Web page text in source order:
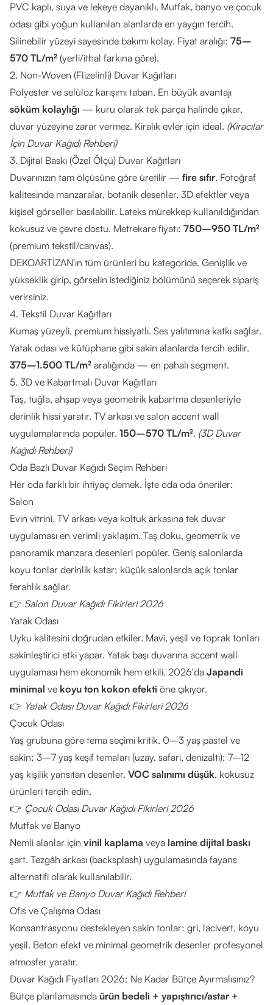
PVC kaplı, suya ve lekeye dayanıklı. Mutfak, banyo ve çocuk
odası gibi yoğun kullanılan alanlarda en yaygın tercih.
Silinebilir yüzeyi sayesinde bakımı kolay. Fiyat aralığı: 75–
570 TL/m² (yerli/ithal farkına göre).
2. Non-Woven (Flizelinli) Duvar Kağıtları
Polyester ve selüloz karışımı taban. En büyük avantajı
söküm kolaylığı — kuru olarak tek parça halinde çıkar,
duvar yüzeyine zarar vermez. Kiralık evler için ideal. (Kiracılar
İçin Duvar Kağıdı Rehberi)
3. Dijital Baskı (Özel Ölçü) Duvar Kağıtları
Duvarınızın tam ölçüsüne göre üretilir — fire sıfır. Fotoğraf
kalitesinde manzaralar, botanik desenler, 3D efektler veya
kişisel görseller basılabilir. Lateks mürekkep kullanıldığından
kokusuz ve çevre dostu. Metrekare fiyatı: 750–950 TL/m²
(premium tekstil/canvas).
DEKOARTİZAN'ın tüm ürünleri bu kategoride. Genişlik ve
yükseklik girip, görselin istediğiniz bölümünü seçerek sipariş
verirsiniz.
4. Tekstil Duvar Kağıtları
Kumaş yüzeyli, premium hissiyatlı. Ses yalıtımına katkı sağlar.
Yatak odası ve kütüphane gibi sakin alanlarda tercih edilir.
375–1.500 TL/m² aralığında — en pahalı segment.
5. 3D ve Kabartmalı Duvar Kağıtları
Taş, tuğla, ahşap veya geometrik kabartma desenleriyle
derinlik hissi yaratır. TV arkası ve salon accent wall
uygulamalarında popüler. 150–570 TL/m². (3D Duvar
Kağıdı Rehberi)
Oda Bazlı Duvar Kağıdı Seçim Rehberi
Her oda farklı bir ihtiyaç demek. İşte oda oda öneriler:
Salon
Evin vitrini. TV arkası veya koltuk arkasına tek duvar
uygulaması en verimli yaklaşım. Taş doku, geometrik ve
panoramik manzara desenleri popüler. Geniş salonlarda
koyu tonlar derinlik katar; küçük salonlarda açık tonlar
ferahlık sağlar.
👉 Salon Duvar Kağıdı Fikirleri 2026
Yatak Odası
Uyku kalitesini doğrudan etkiler. Mavi, yeşil ve toprak tonları
sakinleştirici etki yapar. Yatak başı duvarına accent wall
uygulaması hem ekonomik hem etkili. 2026'da Japandi
minimal ve koyu ton kokon efekti öne çıkıyor.
👉 Yatak Odası Duvar Kağıdı Fikirleri 2026
Çocuk Odası
Yaş grubuna göre tema seçimi kritik. 0–3 yaş pastel ve
sakin; 3–7 yaş keşif temaları (uzay, safari, denizaltı); 7–12
yaş kişilik yansıtan desenler. VOC salınımı düşük, kokusuz
ürünleri tercih edin.
👉 Çocuk Odası Duvar Kağıdı Fikirleri 2026
Mutfak ve Banyo
Nemli alanlar için vinil kaplama veya lamine dijital baskı
şart. Tezgâh arkası (backsplash) uygulamasında fayans
alternatifi olarak kullanılabilir.
👉 Mutfak ve Banyo Duvar Kağıdı Rehberi
Ofis ve Çalışma Odası
Konsantrasyonu destekleyen sakin tonlar: gri, lacivert, koyu
yeşil. Beton efekt ve minimal geometrik desenler profesyonel
atmosfer yaratır.
Duvar Kağıdı Fiyatları 2026: Ne Kadar Bütçe Ayırmalısınız?
Bütçe planlamasında ürün bedeli + yapıştırıcı/astar +